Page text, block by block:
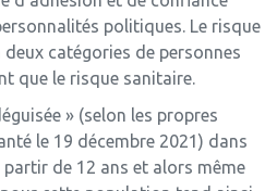
politiques. Le risque
catégories de personnes
que le risque sanitaire.
» (selon les propres
le 19 décembre 2021) dans
partir de 12 ans et alors même